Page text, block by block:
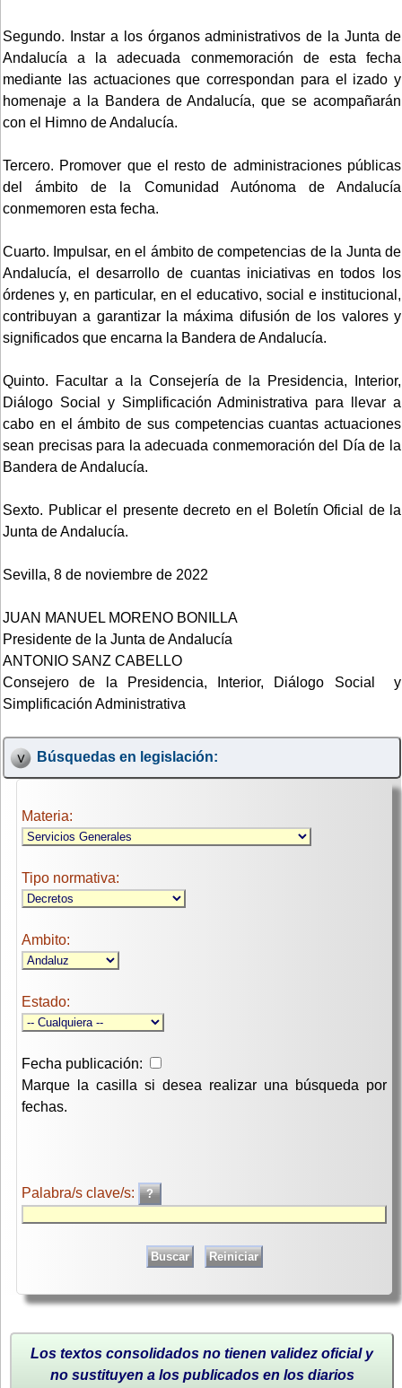
Segundo. Instar a los órganos administrativos de la Junta de
Andalucía a la adecuada conmemoración de esta fecha
mediante las actuaciones que correspondan para el izado y
homenaje a la Bandera de Andalucía, que se acompañarán
con el Himno de Andalucía.
Tercero. Promover que el resto de administraciones públicas
del ámbito de la Comunidad Autónoma de Andalucía
conmemoren esta fecha.
Cuarto. Impulsar, en el ámbito de competencias de la Junta de
Andalucía, el desarrollo de cuantas iniciativas en todos los
órdenes y, en particular, en el educativo, social e institucional,
contribuyan a garantizar la máxima difusión de los valores y
significados que encarna la Bandera de Andalucía.
Quinto. Facultar a la Consejería de la Presidencia, Interior,
Diálogo Social y Simplificación Administrativa para llevar a
cabo en el ámbito de sus competencias cuantas actuaciones
sean precisas para la adecuada conmemoración del Día de la
Bandera de Andalucía.
Sexto. Publicar el presente decreto en el Boletín Oficial de la
Junta de Andalucía.
Sevilla, 8 de noviembre de 2022
JUAN MANUEL MORENO BONILLA
Presidente de la Junta de Andalucía
ANTONIO SANZ CABELLO
Consejero de la Presidencia, Interior, Diálogo Social y
Simplificación Administrativa
Búsquedas en legislación:
Materia:
Tipo normativa:
Ambito:
Estado:
Fecha publicación:
Marque la casilla si desea realizar una búsqueda por
fechas.
Palabra/s clave/s:
Los textos consolidados no tienen validez oficial y
no sustituyen a los publicados en los diarios